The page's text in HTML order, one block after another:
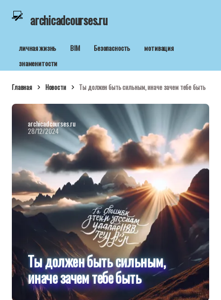
archicadcourses.ru
личная жизнь BIM Безопасность
мотивация
знаменитости
Главная Новости Ты должен быть сильным, иначе зачем тебе быть
archicadcourses.ru
28/12/2024
Ты должен быть сильным,
иначе зачем тебе быть